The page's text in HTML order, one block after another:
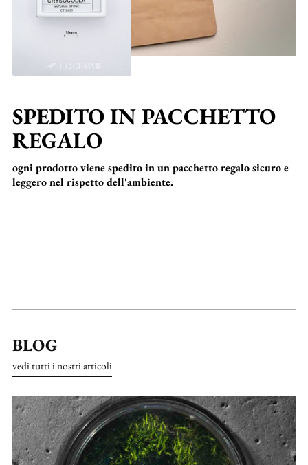
SPEDITO IN PACCHETTO
REGALO
ogni prodotto viene spedito in un pacchetto regalo sicuro e
leggero nel rispetto dell'ambiente.
BLOG
vedi tutti i nostri articoli